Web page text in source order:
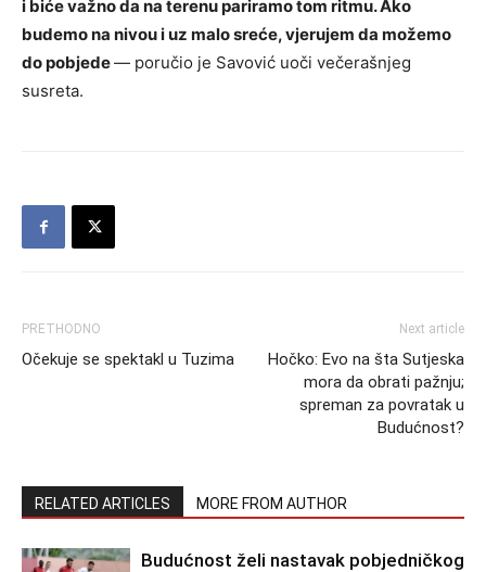
i biće važno da na terenu pariramo tom ritmu. Ako
budemo na nivou i uz malo sreće, vjerujem da možemo
do pobjede— poručio je Savović uoči večerašnjeg
susreta.
PRETHODNO
Očekuje se spektakl u Tuzima
Next article
Hočko: Evo na šta Sutjeska
mora da obrati pažnju;
spreman za povratak u
Budućnost?
RELATED ARTICLES MORE FROM AUTHOR
Budućnost želi nastavak pobjedničkog